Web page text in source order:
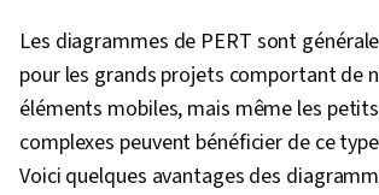
projet, Gestion de projet,
d'application du projet,
changement, Arriérés, Gestion
Planification du projet,
Témoignage de l'utilisateur,
Les diagrammes de PERT sont
pour les grands projets comportant de
éléments mobiles, mais même les
complexes peuvent bénéficier de ce
Voici quelques avantages des